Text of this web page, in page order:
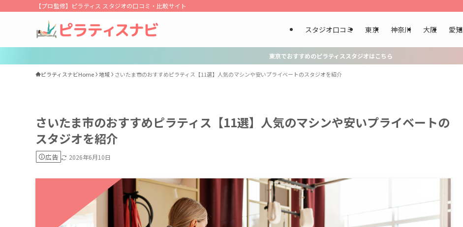
【プロ監修】ピラティス スタジオの口コミ・比較サイト
スタジオ口コミ 東京 神奈川 大阪 愛知
東京でおすすめのピラティススタジオはこちら
ピラティスナビHome 地域 さいたま市のおすすめピラティス【11選】人気のマシンや安いプライベートのスタジオを紹介
さいたま市のおすすめピラティス【11選】人気のマシンや安いプライベートの
スタジオを紹介
広告 2026年6月10日